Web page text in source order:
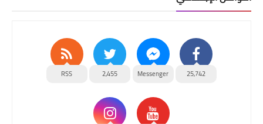
25,742
Messenger
2,455
RSS